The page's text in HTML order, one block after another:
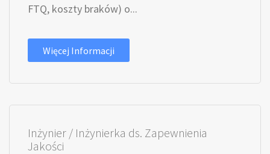
FTQ, koszty braków) o...
Więcej Informacji
Inżynier / Inżynierka ds. Zapewnienia
Jakości